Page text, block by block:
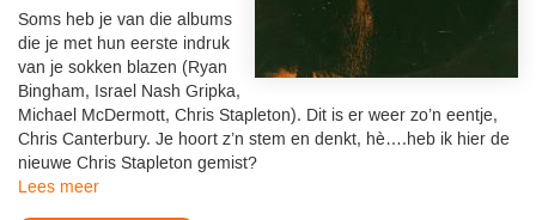
Soms heb je van die albums
die je met hun eerste indruk
van je sokken blazen (Ryan
Bingham, Israel Nash Gripka,
Michael McDermott, Chris Stapleton). Dit is er weer zo’n eentje,
Chris Canterbury. Je hoort z’n stem en denkt, hè….heb ik hier de
nieuwe Chris Stapleton gemist?
Lees meer